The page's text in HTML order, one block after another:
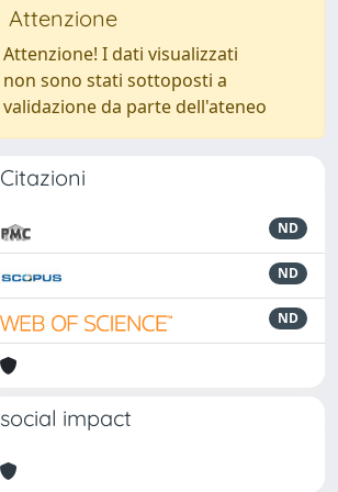
Attenzione
Attenzione! I dati visualizzati
non sono stati sottoposti a
validazione da parte dell'ateneo
Citazioni
ND
ND
ND
social impact